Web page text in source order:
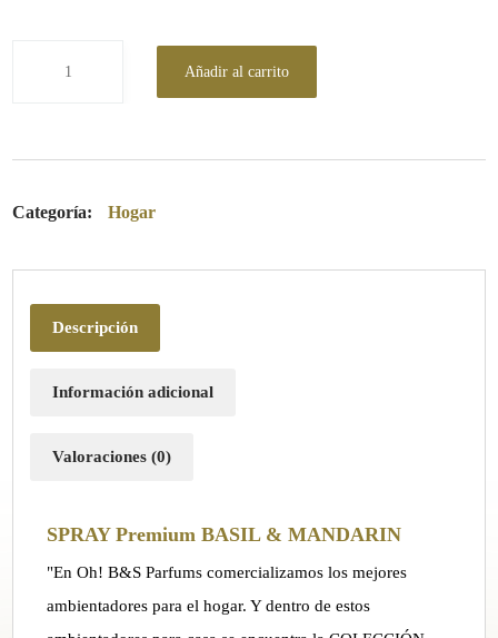
Añadir al carrito
Categoría: Hogar
Descripción
Información adicional
Valoraciones (0)
SPRAY Premium BASIL & MANDARIN
"En Oh! B&S Parfums comercializamos los mejores
ambientadores para el hogar. Y dentro de estos